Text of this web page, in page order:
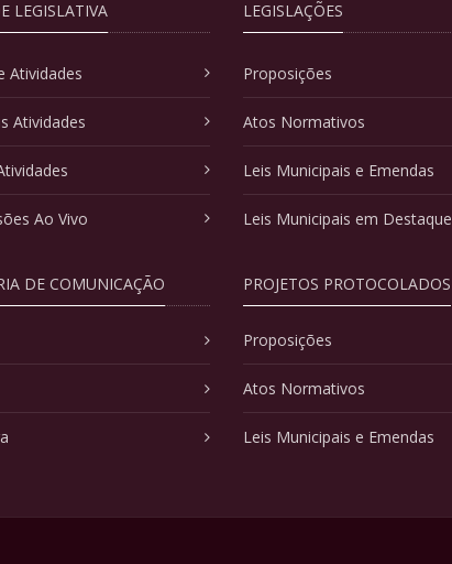
LEGISLATIVA
Atividades
Atividades
Ao Vivo
DE COMUNICAÇÃO
LEGISLAÇÕES
Proposições
Atos Normativos
Leis Municipais e Emendas
Leis Municipais em Destaque
PROJETOS PROTOCOLADOS
Proposições
Atos Normativos
Leis Municipais e Emendas